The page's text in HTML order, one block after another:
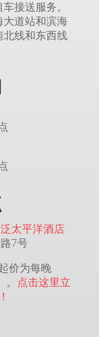
接送服务。
大道站和滨海
北线和东西线
太平洋酒店
7号
价为每晚
点击这里立